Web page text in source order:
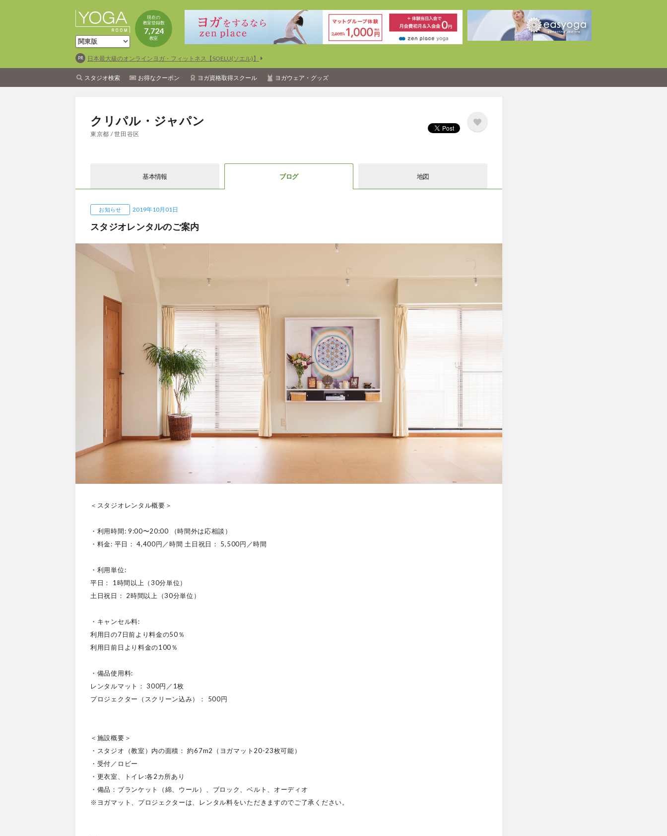
現在の
教室登録数
7,724
教室
日本最大級のオンラインヨガ・フィットネス【SOELU(ソエル)】
スタジオ検索 お得なクーポン ヨガ資格取得スクール ヨガウェア・グッズ
クリパル・ジャパン
東京都 / 世田谷区
基本情報 ブログ 地図
お知らせ 2019年10月01日
スタジオレンタルのご案内
＜スタジオレンタル概要＞
・利用時間: 9:00〜20:00 （時間外は応相談）
・料金: 平日： 4,400円／時間 土日祝日： 5,500円／時間
・利用単位:
平日： 1時間以上（30分単位）
土日祝日： 2時間以上（30分単位）
・キャンセル料:
利用日の7日前より料金の50％
利用日前日より料金の100％
・備品使用料:
レンタルマット： 300円／1枚
プロジェクター（スクリーン込み）： 500円
＜施設概要＞
・スタジオ（教室）内の面積： 約67m2（ヨガマット20-23枚可能）
・受付／ロビー
・更衣室、トイレ:各2カ所あり
・備品：ブランケット（綿、ウール）、ブロック、ベルト、オーディオ
※ヨガマット、プロジェクターは、レンタル料をいただきますのでご了承ください。